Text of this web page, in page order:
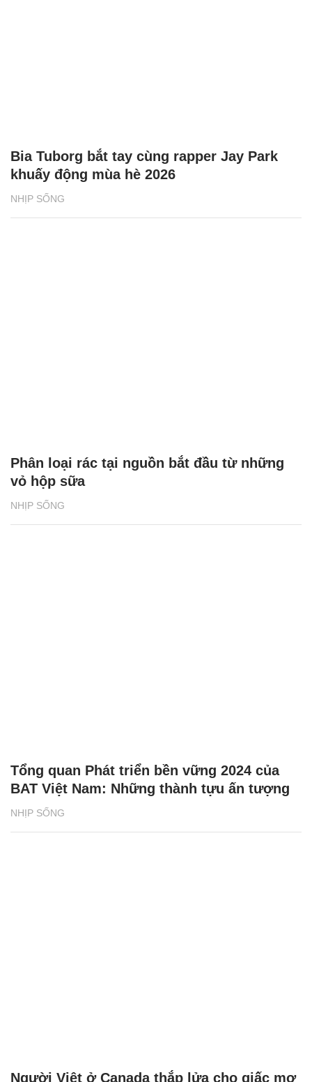
NHỊP SỐNG
Bia Tuborg bắt tay cùng rapper Jay Park
khuấy động mùa hè 2026
NHỊP SỐNG
Phân loại rác tại nguồn bắt đầu từ những
vỏ hộp sữa
NHỊP SỐNG
Tổng quan Phát triển bền vững 2024 của
BAT Việt Nam: Những thành tựu ấn tượng
Người Việt ở Canada thắp lửa cho giấc mơ